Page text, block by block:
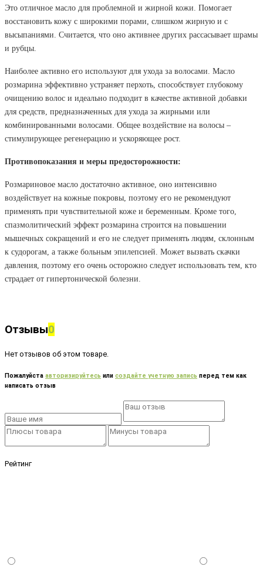
Это отличное масло для проблемной и жирной кожи. Помогает
восстановить кожу с широкими порами, слишком жирную и с
высыпаниями. Считается, что оно активнее других рассасывает шрамы
и рубцы.
Наиболее активно его используют для ухода за волосами. Масло
розмарина эффективно устраняет перхоть, способствует глубокому
очищению волос и идеально подходит в качестве активной добавки
для средств, предназначенных для ухода за жирными или
комбинированными волосами. Общее воздействие на волосы –
стимулирующее регенерацию и ускоряющее рост.
Противопоказания и меры предосторожности:
Розмариновое масло достаточно активное, оно интенсивно
воздействует на кожные покровы, поэтому его не рекомендуют
применять при чувствительной коже и беременным. Кроме того,
спазмолитический эффект розмарина строится на повышении
мышечных сокращений и его не следует применять людям, склонным
к судорогам, а также больным эпилепсией. Может вызвать скачки
давления, поэтому его очень осторожно следует использовать тем, кто
страдает от гипертонической болезни.
Отзывы0
Нет отзывов об этом товаре.
Пожалуйста авторизируйтесь или создайте учетную запись перед тем как
написать отзыв
Рейтинг